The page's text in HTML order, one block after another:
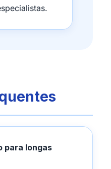
para longas